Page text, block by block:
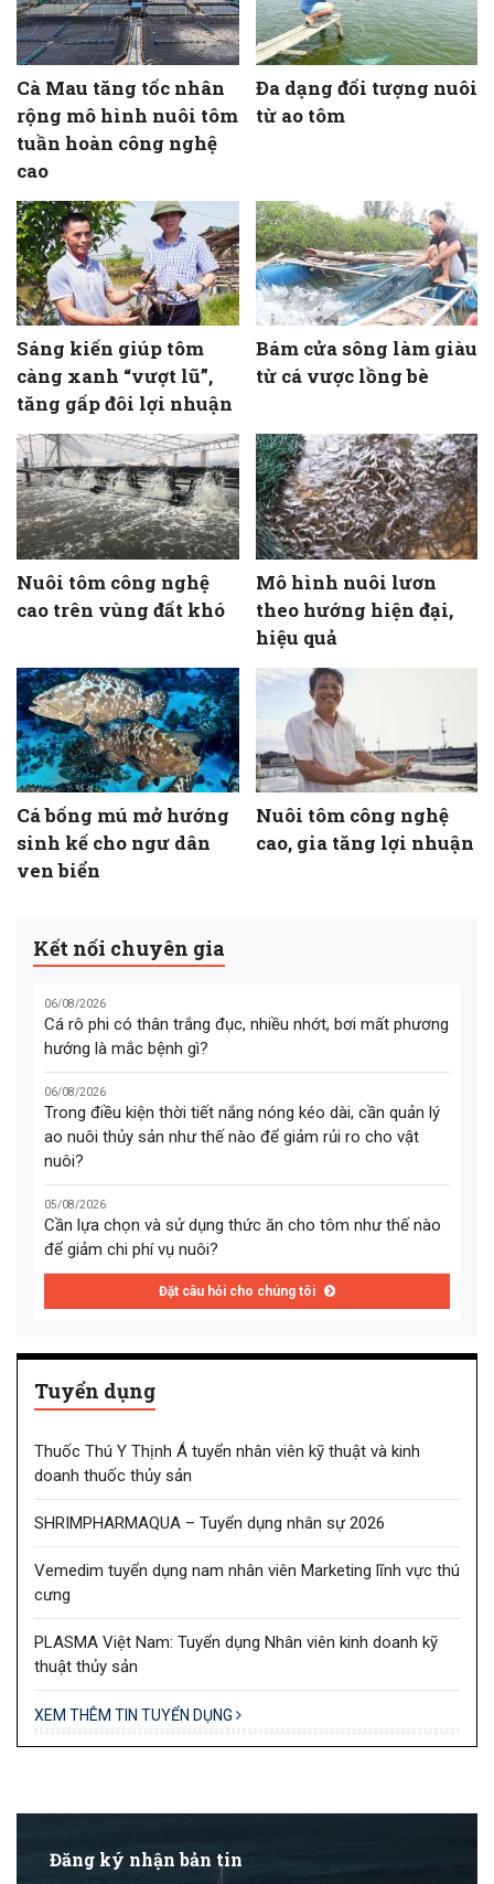
Cà Mau tăng tốc nhân
rộng mô hình nuôi tôm
tuần hoàn công nghệ
cao
Đa dạng đối tượng nuôi
từ ao tôm
Sáng kiến giúp tôm
càng xanh “vượt lũ”,
tăng gấp đôi lợi nhuận
Bám cửa sông làm giàu
từ cá vược lồng bè
Nuôi tôm công nghệ
cao trên vùng đất khó
Mô hình nuôi lươn
theo hướng hiện đại,
hiệu quả
Cá bống mú mở hướng
sinh kế cho ngư dân
ven biển
Nuôi tôm công nghệ
cao, gia tăng lợi nhuận
Kết nối chuyên gia
06/08/2026
Cá rô phi có thân trắng đục, nhiều nhớt, bơi mất phương
hướng là mắc bệnh gì?
06/08/2026
Trong điều kiện thời tiết nắng nóng kéo dài, cần quản lý
ao nuôi thủy sản như thế nào để giảm rủi ro cho vật
nuôi?
05/08/2026
Cần lựa chọn và sử dụng thức ăn cho tôm như thế nào
để giảm chi phí vụ nuôi?
Đặt câu hỏi cho chúng tôi
Tuyển dụng
Thuốc Thú Y Thịnh Á tuyển nhân viên kỹ thuật và kinh
doanh thuốc thủy sản
SHRIMPHARMAQUA – Tuyển dụng nhân sự 2026
Vemedim tuyển dụng nam nhân viên Marketing lĩnh vực thú
cưng
PLASMA Việt Nam: Tuyển dụng Nhân viên kinh doanh kỹ
thuật thủy sản
XEM THÊM TIN TUYỂN DỤNG
Đăng ký nhận bản tin